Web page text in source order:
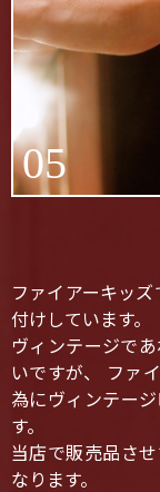
05
ファイアーキッ
付けしています。
ヴィンテージで
いですが、 ファ
為にヴィンテー
す。
当店で販売品さ
なります。